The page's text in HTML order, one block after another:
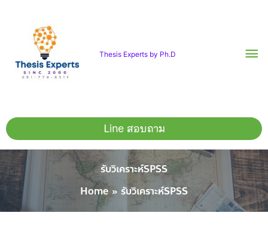
content
Thesis Experts by Ph.D
Line สอบถาม
รับวิเคราะห์SPSS
Home
รับวิเคราะห์SPSS